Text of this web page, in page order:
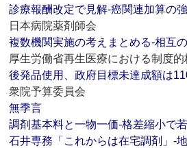
診療報酬改定で見解‐癌関連加算の
日本病院薬剤師会
複数機関実施の考えまとめる‐相互
厚生労働省再生医療における制度
後発品使用、政府目標未達成額は
衆院予算委員会
無季言
調剤基本料と一物一価‐格差縮小で
石井専務「これからは在宅調剤」‐